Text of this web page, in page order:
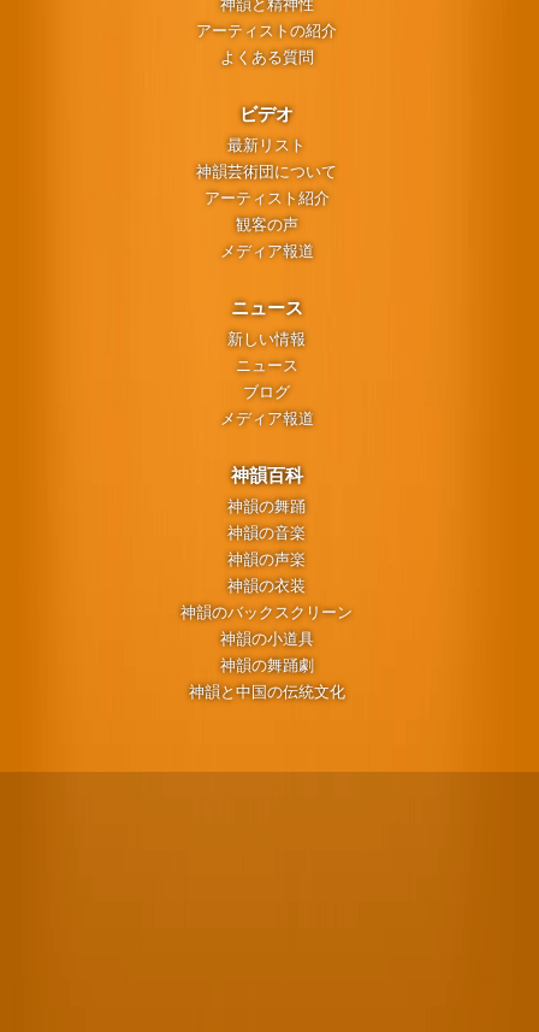
神韻と精神性
アーティストの紹介
よくある質問
ビデオ
最新リスト
神韻芸術団について
アーティスト紹介
観客の声
メディア報道
ニュース
新しい情報
ニュース
ブログ
メディア報道
神韻百科
神韻の舞踊
神韻の音楽
神韻の声楽
神韻の衣装
神韻のバックスクリーン
神韻の小道具
神韻の舞踊劇
神韻と中国の伝統文化